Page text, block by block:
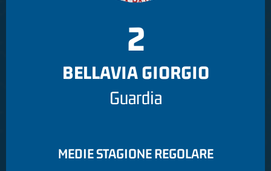
2
BELLAVIA GIORGIO
Guardia
MEDIE STAGIONE REGOLARE